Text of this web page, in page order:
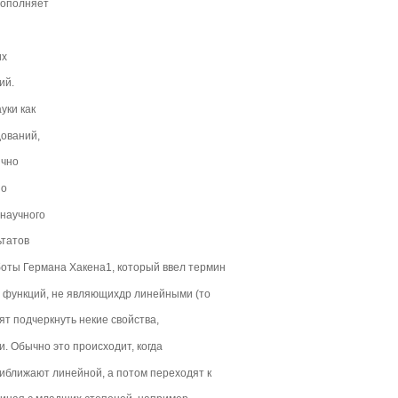
как
Германа Хакена1, который ввел термин
функций, не являющихдр линейными (то
подчеркнуть некие свойства,
Обычно это происходит, когда
линейной, а потом переходят к